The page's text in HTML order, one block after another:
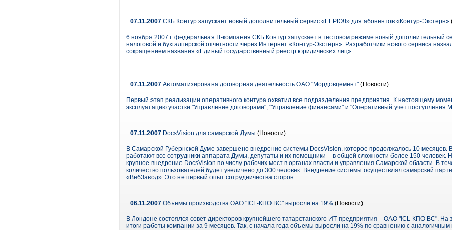
07.11.2007 СКБ Контур запускает новый дополнительный сервис «ЕГРЮЛ» для абонентов «Контур-Экстерн»
6 ноября 2007 г. федеральная IT-компания СКБ Контур запускает в тестовом режиме новый дополнительный
налоговой и бухгалтерской отчетности через Интернет «Контур-Экстерн». Разработчики нового сервиса
сокращением названия «Единый государственный реестр юридических лиц».
07.11.2007 Автоматизирована договорная деятельность ОАО "Мордовцемент" (Новости)
Первый этап реализации оперативного контура охватил все подразделения предприятия. К настоящему
эксплуатацию участки "Управление договорами", "Управление финансами" и "Оперативный учет поступления
07.11.2007 DocsVision для самарской Думы (Новости)
В Самарской Губернской Думе завершено внедрение системы DocsVision, которое продолжалось 10 месяцев.
работают все сотрудники аппарата Думы, депутаты и их помощники – в общей сложности более 150 человек.
крупное внедрение DocsVision по числу рабочих мест в органах власти и управления Самарской области. В
количество пользователей будет увеличено до 300 человек. Внедрение системы осуществлял самарский
«ВебЗавод». Это не первый опыт сотрудничества сторон.
06.11.2007 Объемы производства ОАО "ICL-КПО ВС" выросли на 19% (Новости)
В Лондоне состоялся совет директоров крупнейшего татарстанского ИТ-предприятия – ОАО "ICL-КПО ВС".
итоги работы компании за 9 месяцев. Так, с начала года объемы выросли на 19% по сравнению с